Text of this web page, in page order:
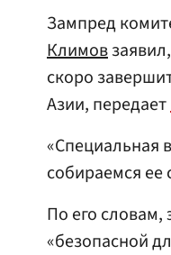
Зампред
Климов
скоро
Азии, передает
«Специальная
собираемся ее
По его словам,
«безопасной